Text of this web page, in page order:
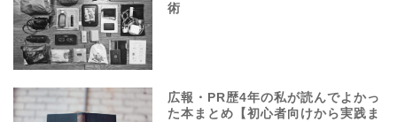
術
広報・PR歴4年の私が読んでよかっ
た本まとめ【初心者向けから実践ま